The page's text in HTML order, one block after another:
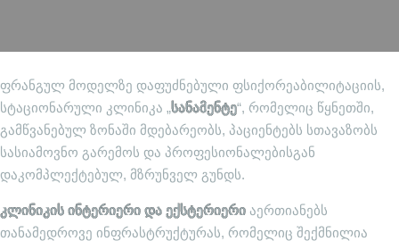
ფრანგულ მოდელზე დაფუძნებული ფსიქორეაბილიტაციის,
სტაციონარული კლინიკა „სანამენტე“, რომელიც წყნეთში,
გამწვანებულ ზონაში მდებარეობს, პაციენტებს სთავაზობს
სასიამოვნო გარემოს და პროფესიონალებისგან
დაკომპლექტებულ, მზრუნველ გუნდს.
კლინიკის ინტერიერი და ექსტერიერი აერთიანებს
თანამედროვე ინფრასტრუქტურას, რომელიც შექმნილია